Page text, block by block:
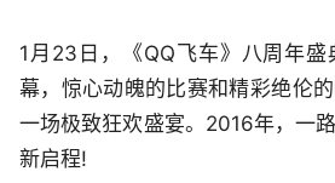
1月23日，《QQ飞车》八周年
幕，惊心动魄的比赛和精彩绝伦
一场极致狂欢盛宴。2016年，一
新启程!